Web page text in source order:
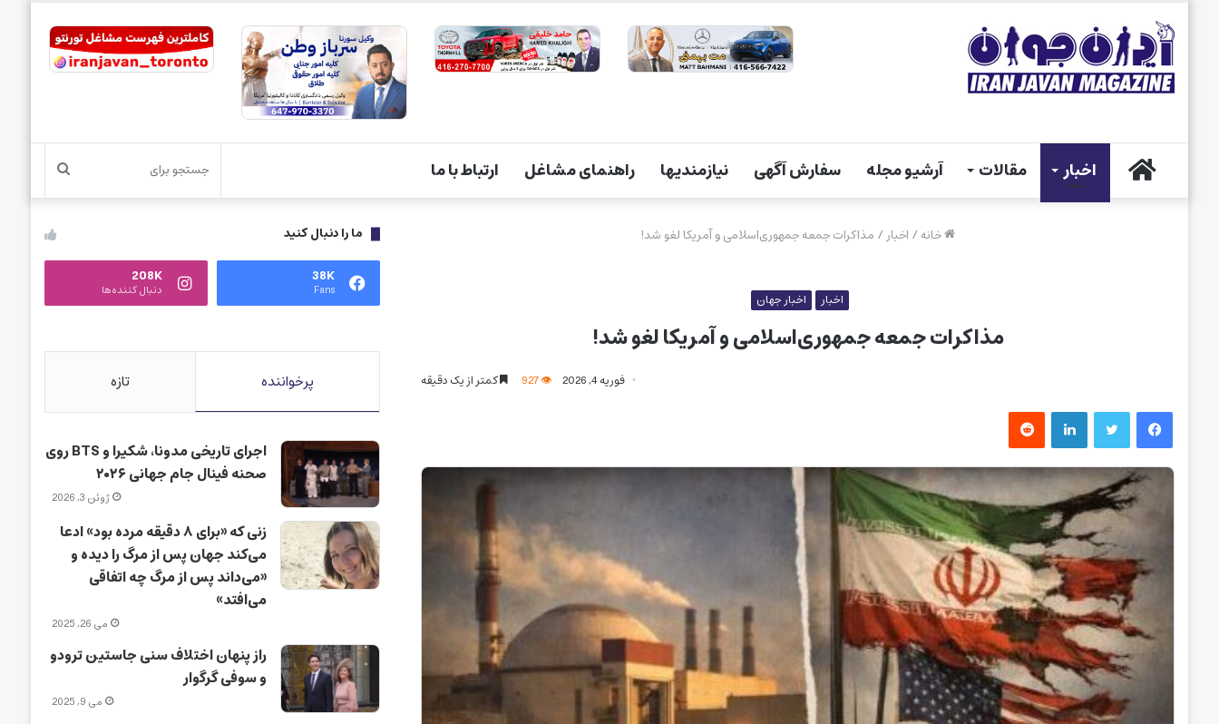
خانه اخبار مقالات آرشیو مجله سفارش آگهی نیازمندیها راهنمای مشاغل ارتباط با ما جستجو
برای خانه/ اخبار/ مذاکرات جمعه جمهوری‌اسلامی و آمریکا لغو شد!
اخبار اخبار جهان
مذاکرات جمعه جمهوری‌اسلامی و آمریکا لغو شد!
فوریه 4, 2026 کمتر از یک دقیقه
فیس بوک توییتر لینکدین‫رددیت
ما را دنبال کنید
38K
Fans
208K
دنبال کننده‌ها
پرخواننده تازه
اجرای تاریخی مدونا، شکیرا و BTS روی
صحنه فینال جام جهانی ۲۰۲۶
ژوئن 3, 2026
زنی که «برای ۸ دقیقه مرده بود» ادعا
می‌کند جهان پس از مرگ را دیده و
«می‌داند پس از مرگ چه اتفاقی
می‌افتد»
می 26, 2025
راز پنهان اختلاف سنی جاستین ترودو
و سوفی گرگوار
می 9, 2025